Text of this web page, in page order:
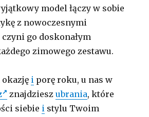
model łączy w sobie
z nowoczesnymi
go doskonałym
zimowego zestawu.
okazję i porę roku, u nas w
znajdzieszubrania, które
siebie i stylu Twoim